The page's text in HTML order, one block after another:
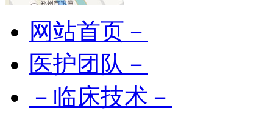
网站首页－
医护团队－
－临床技术－